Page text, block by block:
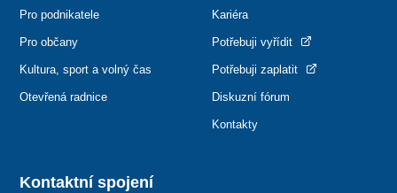
Kontaktní spojení
Pro podnikatele
Pro občany
Kultura, sport a volný čas
Otevřená radnice
Kariéra
Potřebuji vyřídit
Potřebuji zaplatit
Diskuzní fórum
Kontakty